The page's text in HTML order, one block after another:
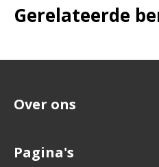
Gerelateerde
Over ons
Pagina's